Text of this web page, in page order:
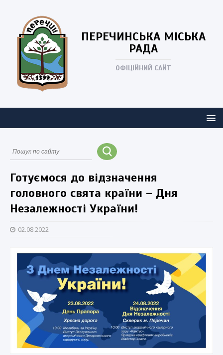
ПЕРЕЧИНСЬКА МІСЬКА
РАДА
ОФІЦІЙНИЙ САЙТ
Готуємося до відзначення
головного свята країни – Дня
Незалежності України!
02.08.2022